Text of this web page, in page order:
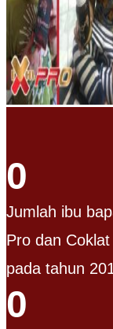
0
Jumlah ibu
Pro dan
pada tahun
0